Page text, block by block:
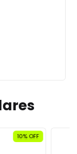
10% OFF